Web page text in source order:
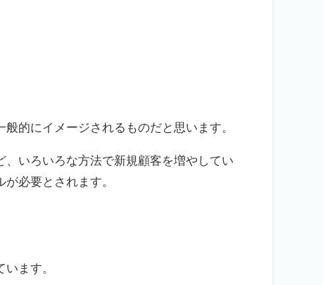
的にイメージされるものだと思います。
、いろいろな方法で新規顧客を増やしてい
必要とされます。
ます。